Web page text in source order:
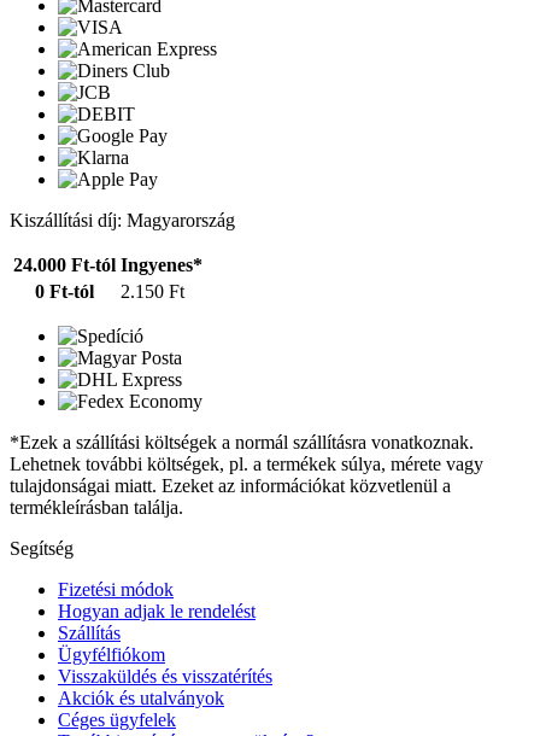
Kiszállítási díj: Magyarország
24.000 Ft-tól Ingyenes*
0 Ft-tól
2.150 Ft
*Ezek a szállítási költségek a normál szállításra vonatkoznak.
Lehetnek további költségek, pl. a termékek súlya, mérete vagy
tulajdonságai miatt. Ezeket az információkat közvetlenül a
termékleírásban találja.
Segítség
Fizetési módok
Hogyan adjak le rendelést
Szállítás
Ügyfélfiókom
Visszaküldés és visszatérítés
Akciók és utalványok
Céges ügyfelek